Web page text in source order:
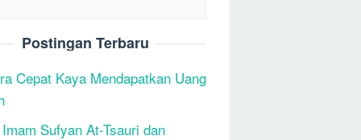
Postingan Terbaru
Cepat Kaya Mendapatkan Uang
Sufyan At-Tsauri dan